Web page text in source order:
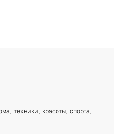
техники, красоты, спорта,